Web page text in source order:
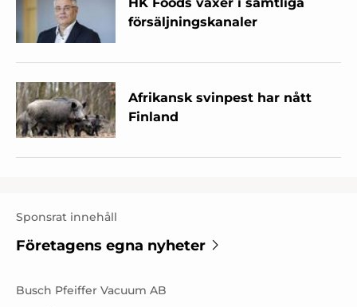
HK Foods växer i samtliga
försäljningskanaler
Afrikansk svinpest har nått
Finland
Sponsrat innehåll
Företagens egna nyheter
Busch Pfeiffer Vacuum AB